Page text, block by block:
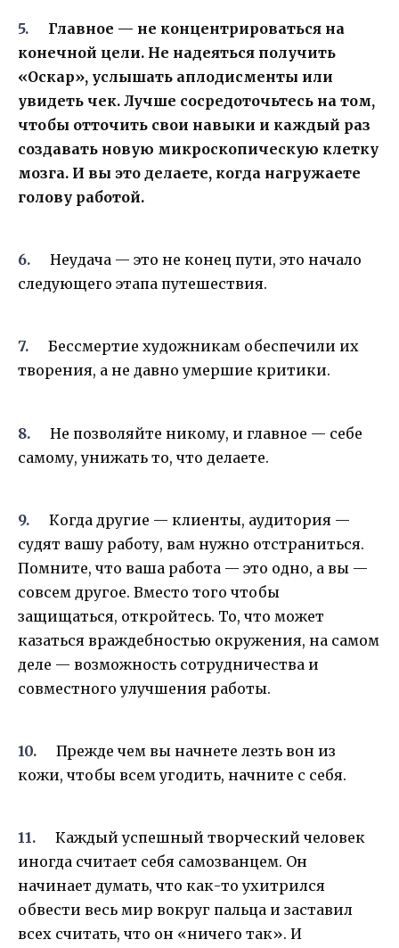
Главное — не концентрироваться на
конечной цели. Не надеяться получить
«Оскар», услышать аплодисменты или
увидеть чек. Лучше сосредоточьтесь на том,
чтобы отточить свои навыки и каждый раз
создавать новую микроскопическую клетку
мозга. И вы это делаете, когда нагружаете
голову работой.
Неудача — это не конец пути, это начало
следующего этапа путешествия.
Бессмертие художникам обеспечили их
творения, а не давно умершие критики.
Не позволяйте никому, и главное — себе
самому, унижать то, что делаете.
Когда другие — клиенты, аудитория —
судят вашу работу, вам нужно отстраниться.
Помните, что ваша работа — это одно, а вы —
совсем другое. Вместо того чтобы
защищаться, откройтесь. То, что может
казаться враждебностью окружения, на самом
деле — возможность сотрудничества и
совместного улучшения работы.
Прежде чем вы начнете лезть вон из
кожи, чтобы всем угодить, начните с себя.
Каждый успешный творческий человек
иногда считает себя самозванцем. Он
начинает думать, что как-то ухитрился
обвести весь мир вокруг пальца и заставил
всех считать, что он «ничего так». И